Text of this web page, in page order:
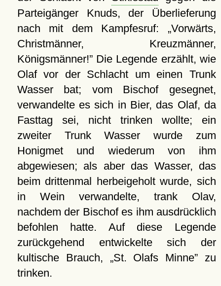
Parteigänger Knuds, der Überlieferung
nach mit dem Kampfesruf:
Vorwärts,
Christmänner, Kreuzmänner,
Königsmänner! Die Legende erzählt, wie
Olaf vor der Schlacht um einen Trunk
Wasser bat; vom Bischof gesegnet,
verwandelte es sich in Bier, das Olaf, da
Fasttag sei, nicht trinken wollte; ein
zweiter Trunk Wasser wurde zum
Honigmet und wiederum von ihm
abgewiesen; als aber das Wasser, das
beim drittenmal herbeigeholt wurde, sich
in Wein verwandelte, trank Olav,
nachdem der Bischof es ihm ausdrücklich
befohlen hatte. Auf diese Legende
zurückgehend entwickelte sich der
kultische Brauch,
St. Olafs Minne
zu
trinken.